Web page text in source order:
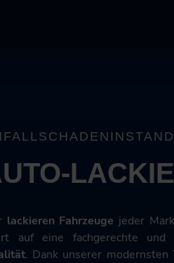
lackieren Fahrzeuge jeder
auf eine fachgerechte und
. Dank unserer